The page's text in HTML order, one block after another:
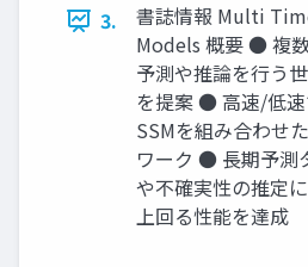
3.
書誌情報 Multi
Models 概要 ● 複
予測や推論を行う
を提案 ● 高速/低
SSMを組み合わせ
ワーク ● 長期予測
や不確実性の推定
上回る性能を達成